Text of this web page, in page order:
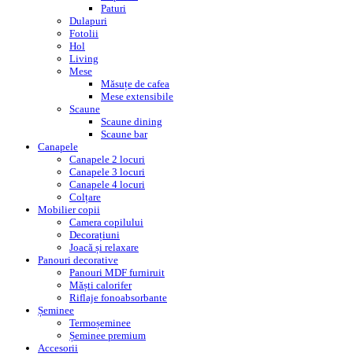
Paturi
Dulapuri
Fotolii
Hol
Living
Mese
Măsuțe de cafea
Mese extensibile
Scaune
Scaune dining
Scaune bar
Canapele
Canapele 2 locuri
Canapele 3 locuri
Canapele 4 locuri
Colțare
Mobilier copii
Camera copilului
Decorațiuni
Joacă și relaxare
Panouri decorative
Panouri MDF furniruit
Măști calorifer
Riflaje fonoabsorbante
Șeminee
Termoșeminee
Șeminee premium
Accesorii